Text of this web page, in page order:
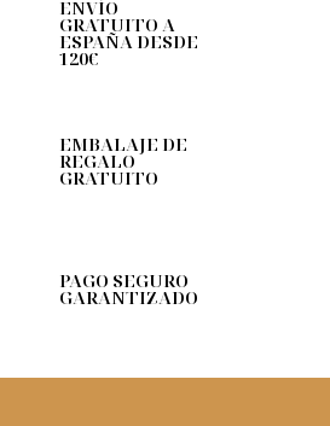
ENVÍO
GRATUITO A
ESPAÑA DESDE
120€
EMBALAJE DE
REGALO
GRATUITO
PAGO SEGURO
GARANTIZADO